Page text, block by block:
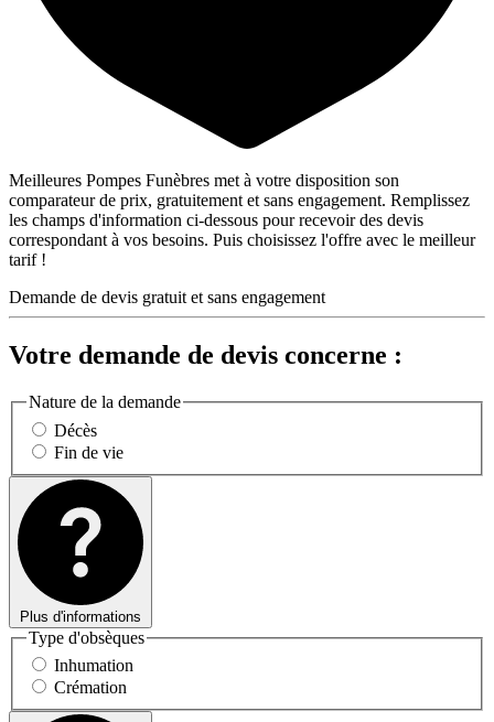
Meilleures Pompes Funèbres met à votre disposition son
comparateur de prix, gratuitement et sans engagement. Remplissez
les champs d'information ci-dessous pour recevoir des devis
correspondant à vos besoins. Puis choisissez l'offre avec le meilleur
tarif !
Demande de devis gratuit et sans engagement
Votre demande de devis concerne :
Nature de la demande
Décès
Fin de vie
Plus d'informations
Type d'obsèques
Inhumation
Crémation